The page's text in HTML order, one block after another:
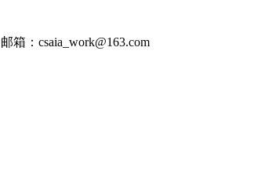
：csaia_work@163.com